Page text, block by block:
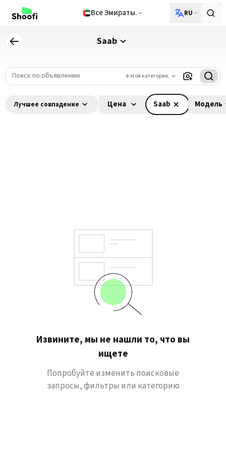
Все Эмираты. RU
Saab
в этой категории.
Лучшее совпадение Цена Saab Модель
Извините, мы не нашли то, что вы
ищете
Попробуйте изменить поисковые
запросы, фильтры или категорию